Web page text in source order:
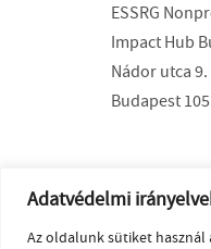
Adatvédelmi
Az oldalunk sütiket
ESSRG
Impact Hub
Nádor utca 9.
Budapest